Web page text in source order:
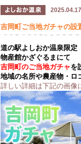
2025.04.17
吉岡町ご当地ガチャの設
道の駅よしおか温泉限定
物産館かざぐるまにて
吉岡町のご当地ガチャを
地域の名所や農産物・ロ
詳しい詳細は下記の画像